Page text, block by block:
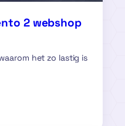
2 webshop
het zo lastig is